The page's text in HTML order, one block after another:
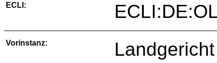
ECLI:
Vorinstanz: